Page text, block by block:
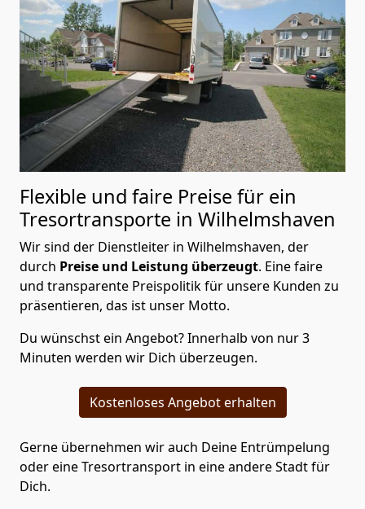
Flexible und faire Preise für ein
Tresortransporte in Wilhelmshaven
Wir sind der Dienstleiter in Wilhelmshaven, der
durch Preise und Leistung überzeugt. Eine faire
und transparente Preispolitik für unsere Kunden zu
präsentieren, das ist unser Motto.
Du wünschst ein Angebot? Innerhalb von nur 3
Minuten werden wir Dich überzeugen.
Kostenloses Angebot erhalten
Gerne übernehmen wir auch Deine Entrümpelung
oder eine Tresortransport in eine andere Stadt für
Dich.